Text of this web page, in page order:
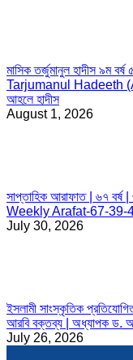
মাসিক তর্জুমানুল হাদীস ৯ম
Tarjumanul Hadeeth
আহলে হাদীস
August 1, 2026
সাপ্তাহিক আরাফাত | ৬৭ বর্ষ
Weekly Arafat-67-39-
July 30, 2026
ইসলামী সাংস্কৃতিক
আরবি বক্তব্য | অধ্যাপক ড.
July 26, 2026